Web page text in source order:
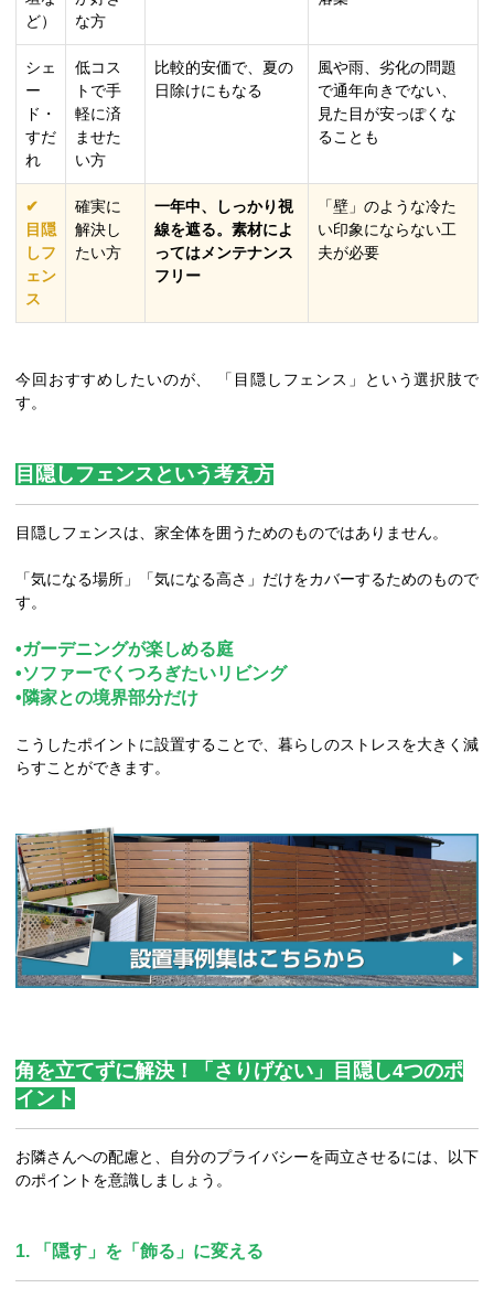
ど）
な方
シェ
ー
ド・
すだ
れ
低コス
トで手
軽に済
ませた
い方
比較的安価で、夏の
日除けにもなる
風や雨、劣化の問題
で通年向きでない、
見た目が安っぽくな
ることも
✔
目隠
しフ
ェン
ス
確実に
解決し
たい方
一年中、しっかり視
線を遮る。素材によ
ってはメンテナンス
フリー
「壁」のような冷た
い印象にならない工
夫が必要
今回おすすめしたいのが、 「目隠しフェンス」という選択肢で
す。
目隠しフェンスという考え方
目隠しフェンスは、家全体を囲うためのものではありません。
「気になる場所」「気になる高さ」だけをカバーするためのもので
す。
•ガーデニングが楽しめる庭
•ソファーでくつろぎたいリビング
•隣家との境界部分だけ
こうしたポイントに設置することで、暮らしのストレスを大きく減
らすことができます。
角を立てずに解決！「さりげない」目隠し4つのポ
イント
お隣さんへの配慮と、自分のプライバシーを両立させるには、以下
のポイントを意識しましょう。
1. 「隠す」を「飾る」に変える